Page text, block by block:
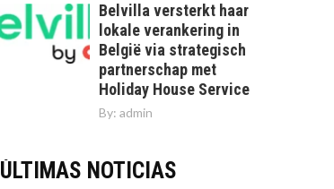
Belvilla versterkt haar
lokale verankering in
België via strategisch
partnerschap met
Holiday House Service
By: admin
ÚLTIMAS NOTICIAS